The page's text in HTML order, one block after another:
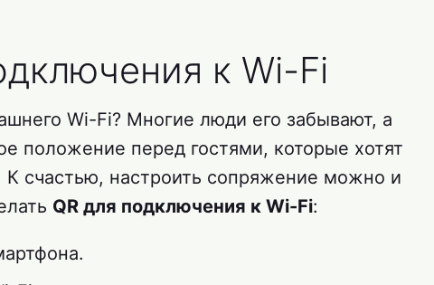
к Wi-Fi
Wi-Fi? Многие люди его забывают, а
положение перед гостями, которые хотят
К счастью, настроить сопряжение можно и
QR для подключения к Wi-Fi: